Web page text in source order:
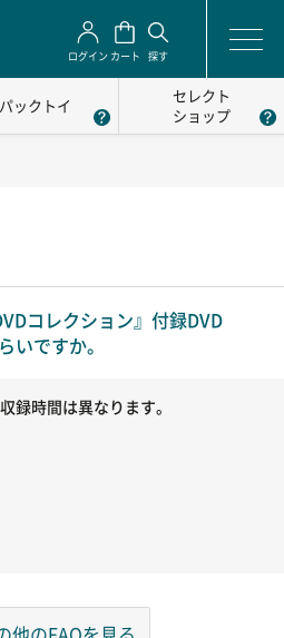
ログイン カート 探す
パックトイ
セレクト
ショップ
コレクション』付録DVD
いですか。
録時間は異なります。